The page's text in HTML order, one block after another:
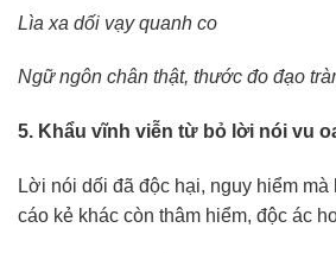
Lìa xa dối vạy quanh co
Ngữ ngôn chân thật, thước đo đạo
5. Khẩu vĩnh viễn từ bỏ lời nói vu
Lời nói dối đã độc hại, nguy hiểm
cáo kẻ khác còn thâm hiểm, độc ác